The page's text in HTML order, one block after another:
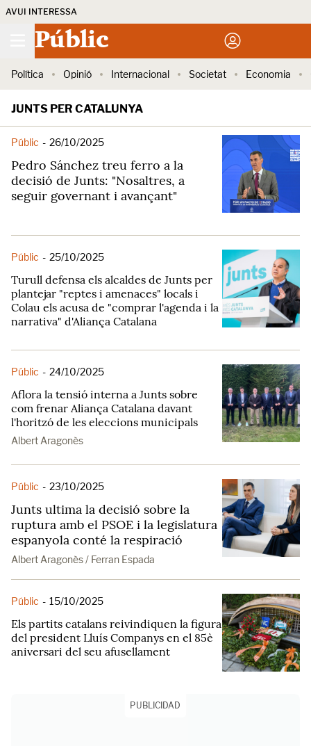
AVUI INTERESSA
Públic
Política Opinió Internacional Societat Economia
JUNTS PER CATALUNYA
Públic - 26/10/2025
Pedro Sánchez treu ferro a la
decisió de Junts: "Nosaltres, a
seguir governant i avançant"
Públic - 25/10/2025
Turull defensa els alcaldes de Junts per
plantejar "reptes i amenaces" locals i
Colau els acusa de "comprar l'agenda i la
narrativa" d'Aliança Catalana
Públic - 24/10/2025
Aflora la tensió interna a Junts sobre
com frenar Aliança Catalana davant
l'horitzó de les eleccions municipals
Albert Aragonès
Públic - 23/10/2025
Junts ultima la decisió sobre la
ruptura amb el PSOE i la legislatura
espanyola conté la respiració
Albert Aragonès / Ferran Espada
Públic - 15/10/2025
Els partits catalans reivindiquen la figura
del president Lluís Companys en el 85è
aniversari del seu afusellament
PUBLICIDAD